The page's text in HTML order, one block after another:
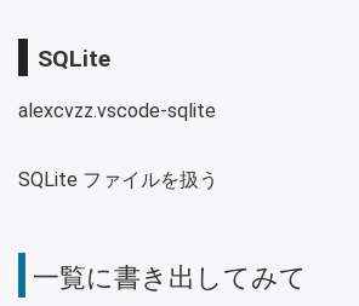
SQLite
alexcvzz.vscode-sqlite
SQLite ファイルを扱う
一覧に書き出してみて